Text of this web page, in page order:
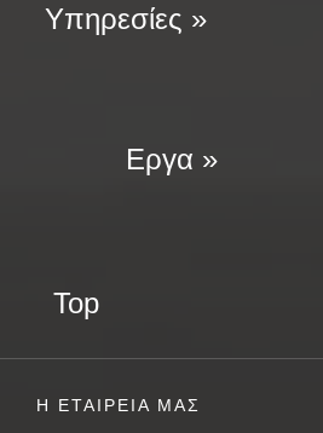
Υπηρεσίες »
Εργα »
Top
Η ΕΤΑΙΡΕΙΑ ΜΑΣ